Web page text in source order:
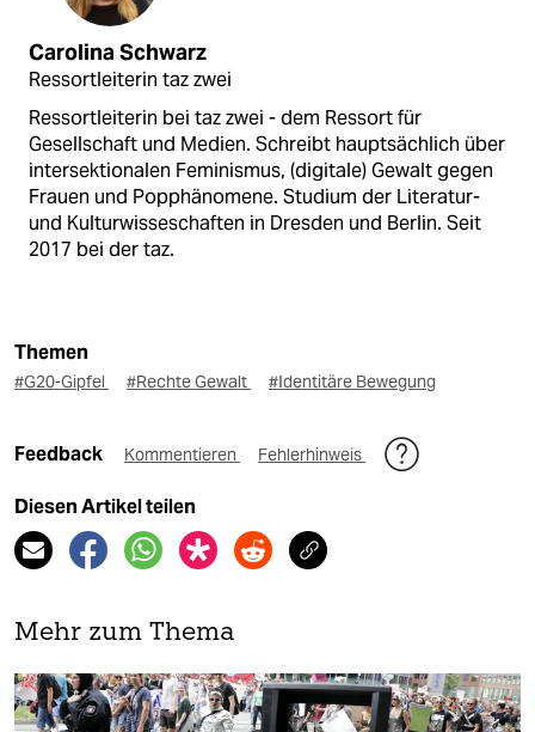
Carolina Schwarz
Ressortleiterin taz zwei
Ressortleiterin bei taz zwei - dem Ressort für
Gesellschaft und Medien. Schreibt hauptsächlich über
intersektionalen Feminismus, (digitale) Gewalt gegen
Frauen und Popphänomene. Studium der Literatur-
und Kulturwisseschaften in Dresden und Berlin. Seit
2017 bei der taz.
Themen
#G20-Gipfel #Rechte Gewalt #Identitäre Bewegung
Feedback Kommentieren Fehlerhinweis
Diesen Artikel teilen
Mehr zum Thema